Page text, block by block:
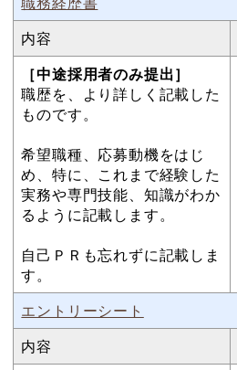
内容
［中途採用者のみ提出］
職歴を、より詳しく記載した
ものです。
希望職種、応募動機をはじ
め、特に、これまで経験した
実務や専門技能、知識がわか
るように記載します。
自己ＰＲも忘れずに記載しま
す。
エントリーシート
内容